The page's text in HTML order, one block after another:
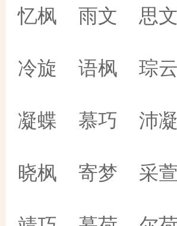
忆枫 雨文 思
冷旋 语枫 琮
凝蝶 慕巧 沛
晓枫 寄梦 采